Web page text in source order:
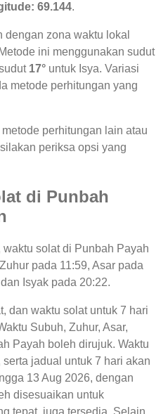
69.144.
zona waktu lokal
ini menggunakan sudut
17° untuk Isya. Variasi
metode perhitungan yang
perhitungan lain atau
periksa opsi yang
di Punbah
solat di Punbah Payah
pada 11:59, Asar pada
Isyak pada 20:22.
dan waktu solat untuk 7 hari
Subuh, Zuhur, Asar,
Payah boleh dirujuk. Waktu
jadual untuk 7 hari akan
13 Aug 2026, dengan
disesuaikan untuk